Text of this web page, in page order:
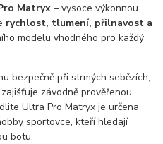
Matryx – vysoce výkonnou
rychlost, tlumení, přilnavost a
modelu vhodného pro každý
bezpečně při strmých sebězích,
zajišťuje závodně prověřenou
Ultra Pro Matryx je určena
sportovce, kteří hledají
botu.